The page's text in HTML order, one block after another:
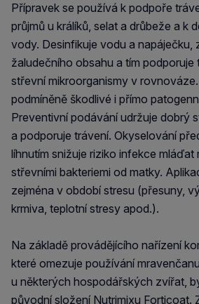
Přípravek se používá k podpoře
průjmů u králíků, selat a drůbeže a k
vody. Desinfikuje vodu a napáječku,
žaludečního obsahu a tím podporuje
střevní mikroorganismy v
podmíněně škodlivé i přímo
Preventivní podávání udržuje dobrý
a podporuje trávení. Okyselování
líhnutím snižuje riziko infekce mláďat
střevními bakteriemi od matky.
zejména v období stresu (přesuny,
krmiva, teplotní stresy apod.).
Na základě provádějícího nařízení
které omezuje používání
u některých hospodářských zvířat,
původní složení Nutrimixu Forticoat.